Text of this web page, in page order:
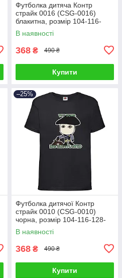
Футболка дитяча Контр
страйк 0016 (CSG-0016)
блакитна, розмір 104-116-
128-140-152-164
В наявності
368 ₴ 490 ₴
Купити
–25%
Футболка дитячої Контр
страйк 0010 (CSG-0010)
чорна, розмір 104-116-128-
140-152-164
В наявності
368 ₴ 490 ₴
Купити